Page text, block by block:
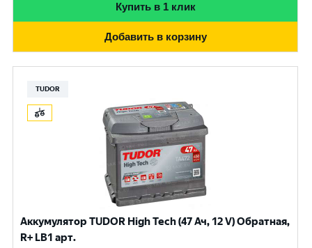
Купить в 1 клик
Добавить в корзину
TUDOR
Аккумулятор TUDOR High Tech (47 Ач, 12 V) Обратная,
R+ LB1 арт.